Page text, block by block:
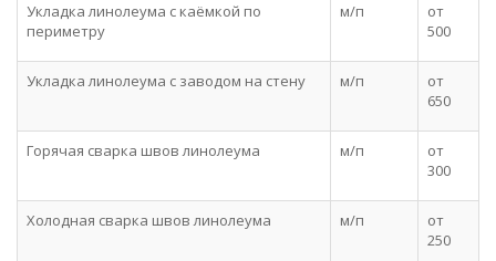
Укладка линолеума с каёмкой по
периметру
м/п
от
500
Укладка линолеума с заводом на стену м/п
от
650
Горячая сварка швов линолеума м/п
от
300
Холодная сварка швов линолеума м/п
от
250